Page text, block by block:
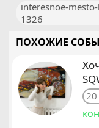
interesnoe-
1326
ПОХОЖИЕ
20